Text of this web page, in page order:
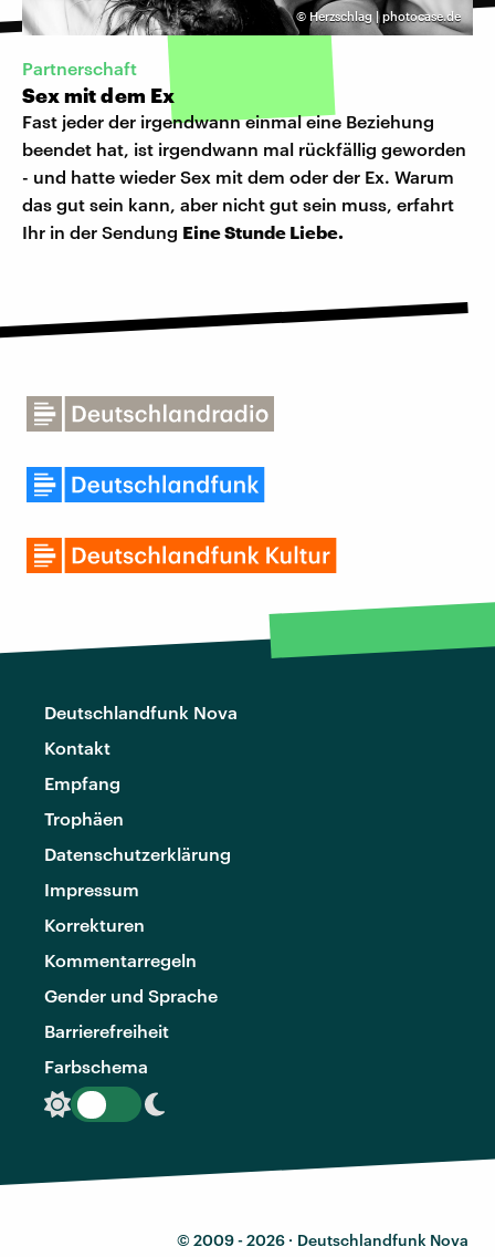
© Herzschlag | photocase.de
Partnerschaft
Sex mit dem Ex
Fast jeder der irgendwann einmal eine Beziehung
beendet hat, ist irgendwann mal rückfällig geworden
- und hatte wieder Sex mit dem oder der Ex. Warum
das gut sein kann, aber nicht gut sein muss, erfahrt
Ihr in der Sendung Eine Stunde Liebe.
Deutschlandfunk Nova
Kontakt
Empfang
Trophäen
Datenschutzerklärung
Impressum
Korrekturen
Kommentarregeln
Gender und Sprache
Barrierefreiheit
Farbschema
© 2009 - 2026 · Deutschlandfunk Nova